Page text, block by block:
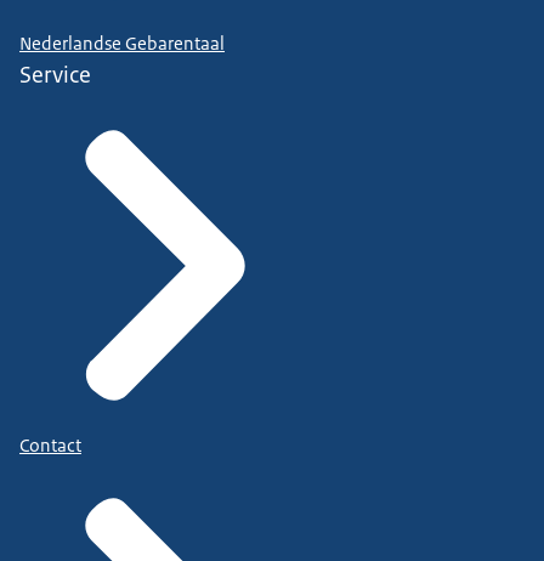
Nederlandse Gebarentaal
Service
Contact